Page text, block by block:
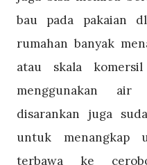
bau pada pakaian
rumahan banyak
atau skala
menggunakan
disarankan juga
untuk menangkap
terbawa ke